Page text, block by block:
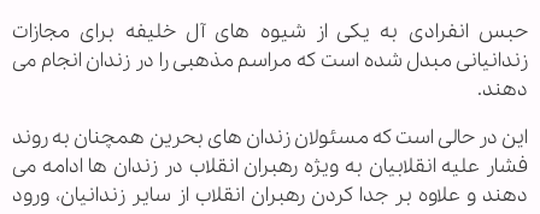
حبس انفرادی به یکی از شیوه های آل خلیفه برای مجازات
زندانیانی مبدل شده است که مراسم مذهبی را در زندان انجام می
دهند.
این در حالی است که مسئولان زندان های بحرین همچنان به روند
فشار علیه انقلابیان به ویژه رهبران انقلاب در زندان ها ادامه می
دهند و علاوه بر جدا کردن رهبران انقلاب از سایر زندانیان، ورود